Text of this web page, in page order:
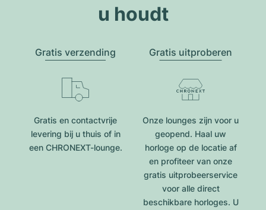
u houdt
Gratis verzending
Gratis en contactvrije
levering bij u thuis of in
een CHRONEXT-lounge.
Gratis uitproberen
Onze lounges zijn voor u
geopend. Haal uw
horloge op de locatie af
en profiteer van onze
gratis uitprobeerservice
voor alle direct
beschikbare horloges. U